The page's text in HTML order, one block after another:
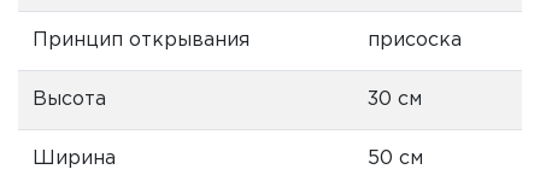
Принцип открывания присоска
Высота 30 см
Ширина 50 см